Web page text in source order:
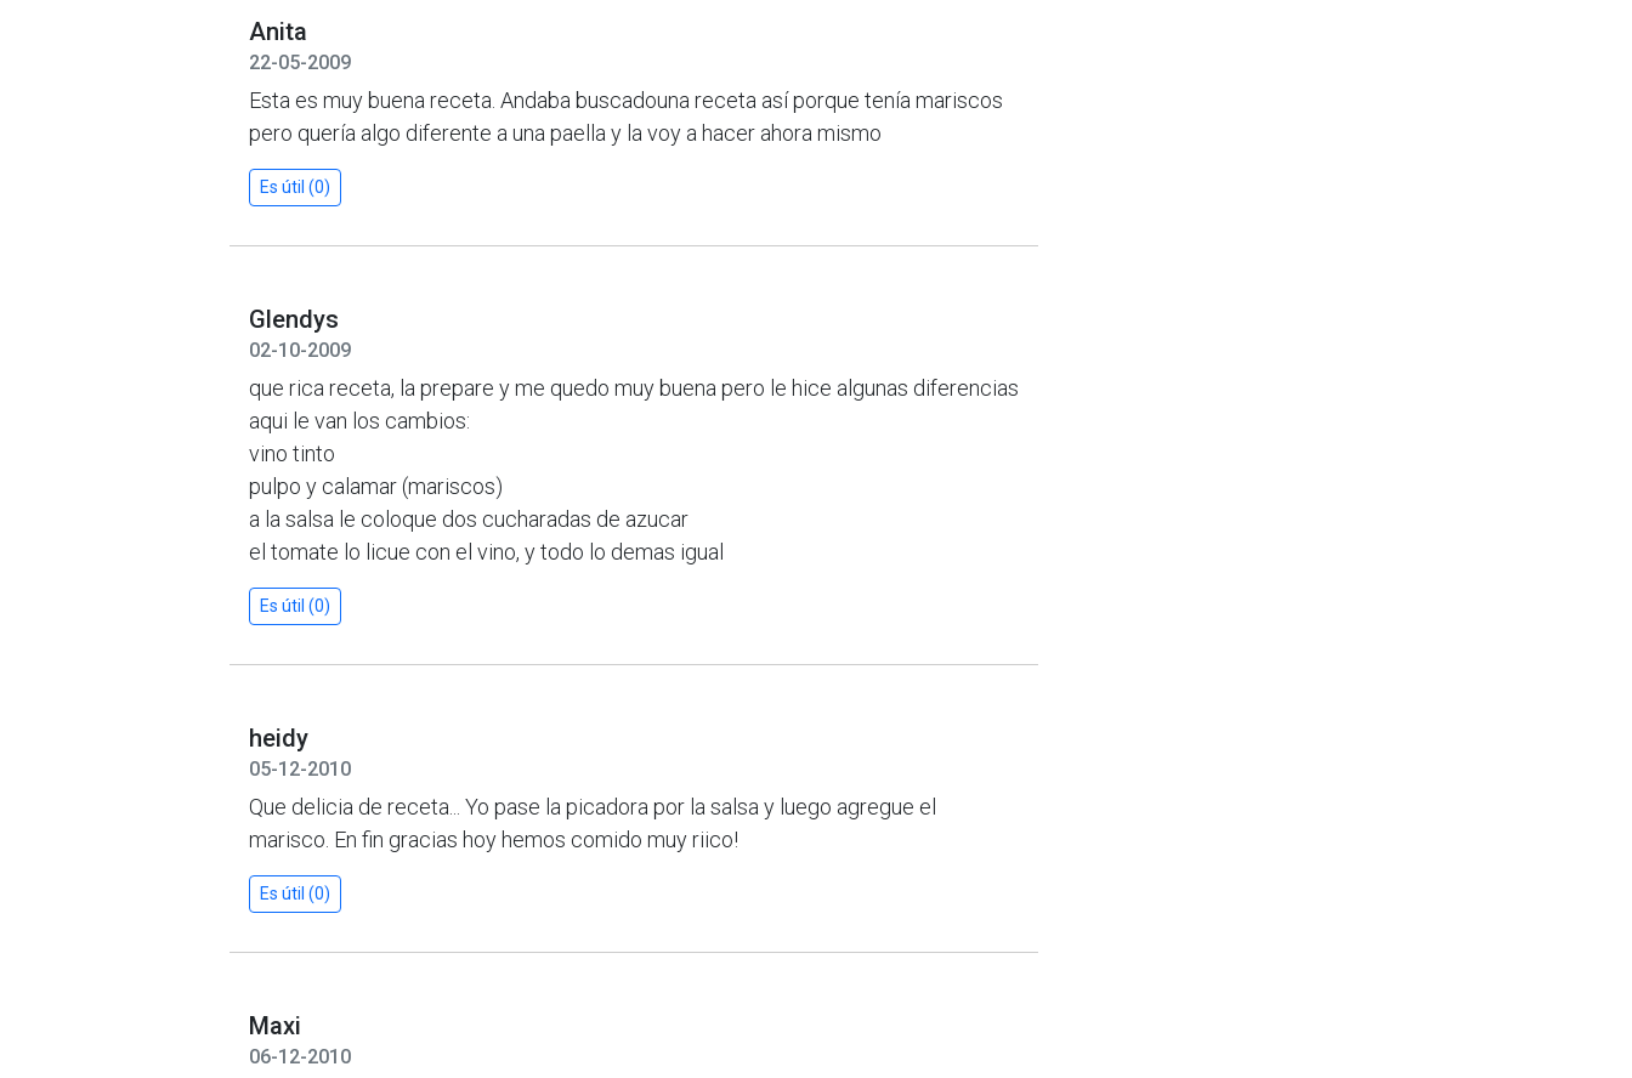
Anita
22-05-2009
Esta es muy buena receta. Andaba buscadouna receta así porque tenía mariscos
pero quería algo diferente a una paella y la voy a hacer ahora mismo
Es útil (0)
Glendys
02-10-2009
que rica receta, la prepare y me quedo muy buena pero le hice algunas diferencias
aqui le van los cambios:
vino tinto
pulpo y calamar (mariscos)
a la salsa le coloque dos cucharadas de azucar
el tomate lo licue con el vino, y todo lo demas igual
Es útil (0)
heidy
05-12-2010
Que delicia de receta... Yo pase la picadora por la salsa y luego agregue el
marisco. En fin gracias hoy hemos comido muy riico!
Es útil (0)
Maxi
06-12-2010